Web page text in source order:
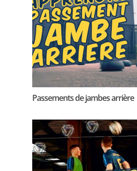
Passements de jambes arrière